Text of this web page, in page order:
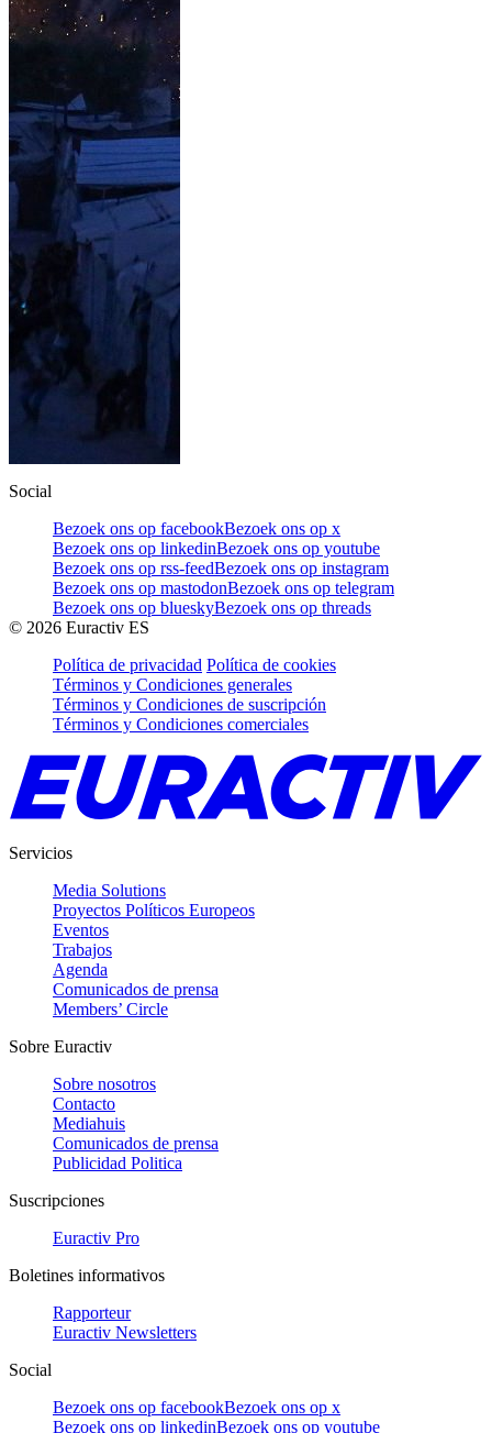
Social
Bezoek ons op facebookBezoek ons op x
Bezoek ons op linkedinBezoek ons op youtube
Bezoek ons op rss-feedBezoek ons op instagram
Bezoek ons op mastodonBezoek ons op telegram
Bezoek ons op blueskyBezoek ons op threads
© 2026 Euractiv ES
Política de privacidad Política de cookies
Términos y Condiciones generales
Términos y Condiciones de suscripción
Términos y Condiciones comerciales
Servicios
Media Solutions
Proyectos Políticos Europeos
Eventos
Trabajos
Agenda
Comunicados de prensa
Members’ Circle
Sobre Euractiv
Sobre nosotros
Contacto
Mediahuis
Comunicados de prensa
Publicidad Politica
Suscripciones
Euractiv Pro
Boletines informativos
Rapporteur
Euractiv Newsletters
Social
Bezoek ons op facebookBezoek ons op x
Bezoek ons op linkedinBezoek ons op youtube